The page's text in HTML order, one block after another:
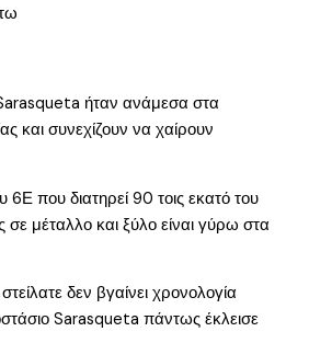
ήταν ανάμεσα στα
και συνεχίζουν να χαίρουν
6Ε που διατηρεί 90 τοις εκατό του
σε μέταλλο και ξύλο είναι γύρω στα
δεν βγαίνει χρονολογία
Sarasqueta πάντως έκλεισε